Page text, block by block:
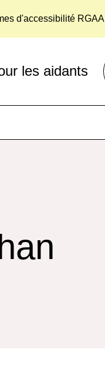
d'accessibilité RGAA
les aidants